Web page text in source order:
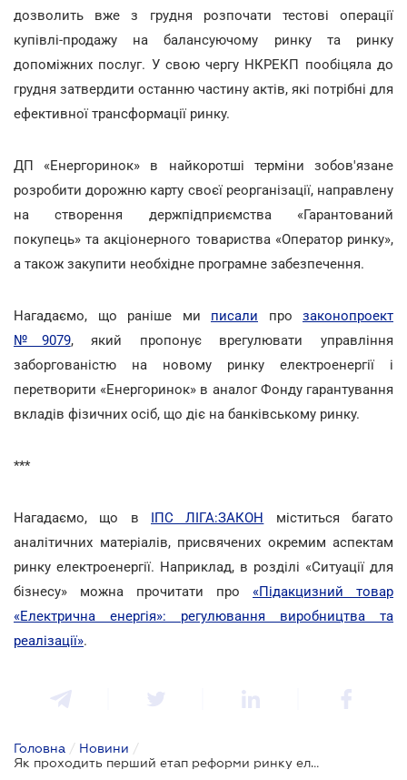
дозволить вже з грудня розпочати тестові операції
купівлі-продажу на балансуючому ринку та ринку
допоміжних послуг. У свою чергу НКРЕКП пообіцяла до
грудня затвердити останню частину актів, які потрібні для
ефективної трансформації ринку.
ДП «Енергоринок» в найкоротші терміни зобов'язане
розробити дорожню карту своєї реорганізації, направлену
на створення держпідприємства «Гарантований
покупець» та акціонерного товариства «Оператор ринку»,
а також закупити необхідне програмне забезпечення.
Нагадаємо, що раніше ми писали про законопроект
№9079, який пропонує врегулювати управління
заборгованістю на новому ринку електроенергії і
перетворити «Енергоринок» в аналог Фонду гарантування
вкладів фізичних осіб, що діє на банківському ринку.
***
Нагадаємо, що в ІПС ЛІГА:ЗАКОН міститься багато
аналітичних матеріалів, присвячених окремим аспектам
ринку електроенергії. Наприклад, в розділі «Ситуації для
бізнесу» можна прочитати про «Підакцизний товар
«Електрична енергія»: регулювання виробництва та
реалізації».
Головна / Новини /
Як проходить перший етап реформи ринку електроенергетики?